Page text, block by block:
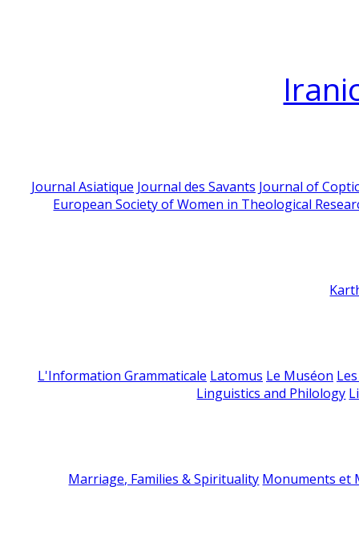
Journal Asiatique Journal des Savants Journal of
European Society of Women in Theological
L'Information Grammaticale Latomus Le Muséon
Linguistics and Philology
Marriage, Families & Spirituality Monuments et